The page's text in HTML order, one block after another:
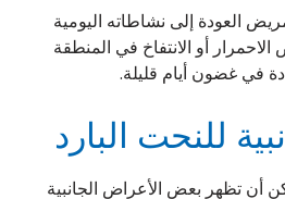
العودة إلى نشاطاته اليومية
أو الانتفاخ في المنطقة
في غضون أيام قليلة.
للنحت البارد
أن تظهر بعض الأعراض الجانبية